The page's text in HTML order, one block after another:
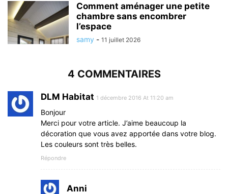
Comment aménager une petite
chambre sans encombrer
l’espace
samy - 11 juillet 2026
4 COMMENTAIRES
DLM Habitat 1 décembre 2016 At 11:20 am
Bonjour
Merci pour votre article. J’aime beaucoup la
décoration que vous avez apportée dans votre blog.
Les couleurs sont très belles.
Répondre
Anni